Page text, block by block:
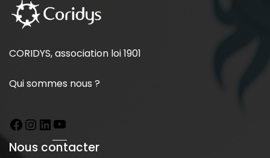
CORIDYS, association loi 1901
Qui sommes nous ?
Nous contacter